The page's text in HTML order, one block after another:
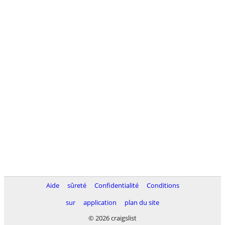
Aide sûreté Confidentialité
Conditions
sur
application
plan du site
© 2026 craigslist